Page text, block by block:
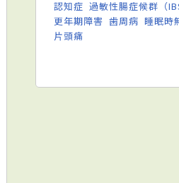
認知症 過敏性腸症候群（
更年期障害 歯周病 睡眠時
片頭痛